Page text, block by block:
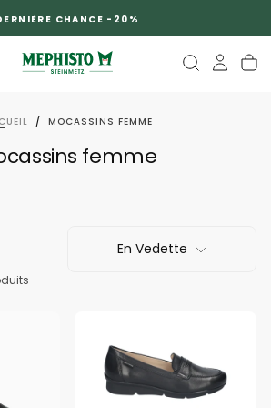
CHANCE -20%
/ MOCASSINS FEMME
femme
En Vedette